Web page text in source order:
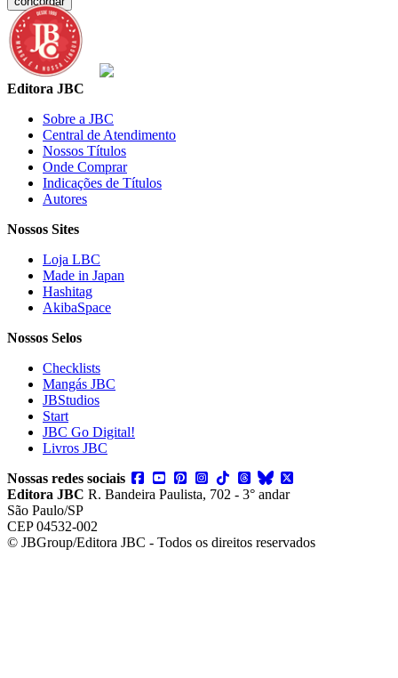
Editora JBC
Sobre a JBC
Central de Atendimento
Nossos Títulos
Onde Comprar
Indicações de Títulos
Autores
Nossos Sites
Loja LBC
Made in Japan
Hashitag
AkibaSpace
Nossos Selos
Checklists
Mangás JBC
JBStudios
Start
JBC Go Digital!
Livros JBC
Nossas redes sociais
Editora JBC R. Bandeira Paulista, 702 - 3° andar
São Paulo/SP
CEP 04532-002
© JBGroup/Editora JBC - Todos os direitos reservados